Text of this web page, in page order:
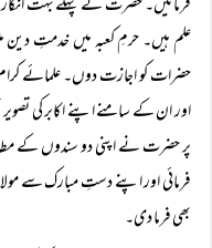
فرمائیں۔ حضرت نے پہلے بہت
علم ہیں۔ حرمِ کعبہ میں خدمتِ
حضرات کو اجازت دوں۔ علمائے
اور ان کے سامنے اپنے اکابر کی
پر حضرت نے اپنی دو سندوں کے
فرمائی اور اپنے دستِ مبارک سے
بھی فرما دی۔